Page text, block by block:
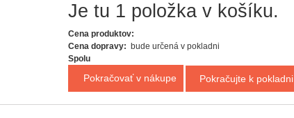
Je tu 1 položka v košíku.
Cena produktov:
Cena dopravy: bude určená v pokladni
Spolu
Pokračovať v nákupe Pokračujte k pokladni